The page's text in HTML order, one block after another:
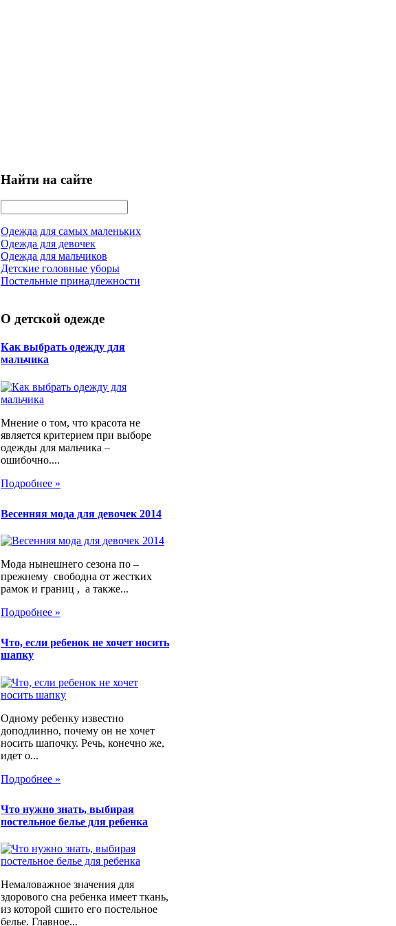
Найти на сайте
Одежда для самых маленьких
Одежда для девочек
Одежда для мальчиков
Детские головные уборы
Постельные принадлежности
О детской одежде
Как выбрать одежду для
мальчика
Мнение о том, что красота не
является критерием при выборе
одежды для мальчика –
ошибочно....
Подробнее »
Весенняя мода для девочек 2014
Мода нынешнего сезона по –
прежнему свободна от жестких
рамок и границ , а также...
Подробнее »
Что, если ребенок не хочет носить
шапку
Одному ребенку известно
доподлинно, почему он не хочет
носить шапочку. Речь, конечно же,
идет о...
Подробнее »
Что нужно знать, выбирая
постельное белье для ребенка
Немаловажное значения для
здорового сна ребенка имеет ткань,
из которой сшито его постельное
белье. Главное...